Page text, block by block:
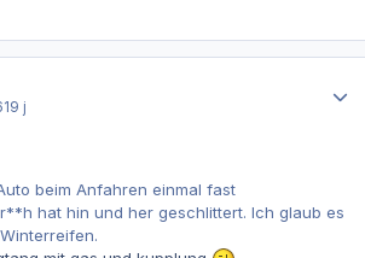
19 j
beim Anfahren einmal fast
hat hin und her geschlittert. Ich glaub es